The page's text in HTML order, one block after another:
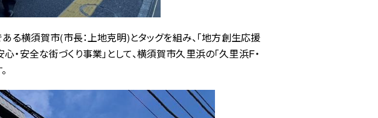
る横須賀市(市長：上地克明)とタッグを組み、「地方創生応援
安全な街づくり事業」として、横須賀市久里浜の「久里浜F・